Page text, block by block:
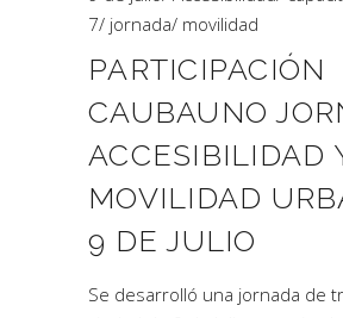
7/ jornada/ movilidad
PARTICIPACIÓN
CAUBAUNO
ACCESIBILIDAD
MOVILIDAD
9 DE JULIO
Se desarrolló una jornada de